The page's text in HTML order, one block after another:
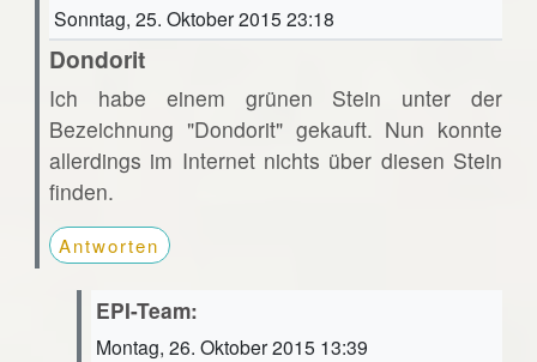
Sonntag, 25. Oktober 2015 23:18
Dondorit
Ich habe einem grünen Stein unter der
Bezeichnung "Dondorit" gekauft. Nun konnte
allerdings im Internet nichts über diesen Stein
finden.
Antworten
EPI-Team:
Montag, 26. Oktober 2015 13:39